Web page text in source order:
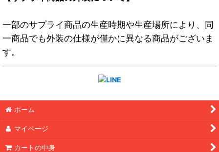
一部のサプライ商品の生産時期や生産場所により、同
一商品でも外装の仕様が僅かに異なる商品がございま
す。
ホーム
マイページ
カートの中身